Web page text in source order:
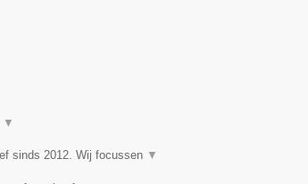
▼
sinds 2012. Wij focussen ▼